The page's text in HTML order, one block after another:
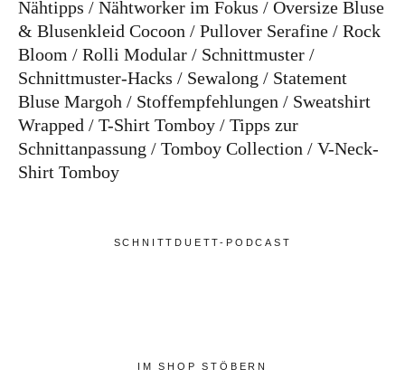
Nähtipps Nähtworker im Fokus
Oversize Bluse
& Blusenkleid Cocoon
Pullover Serafine
Rock
Bloom
Rolli Modular
Schnittmuster
Schnittmuster-Hacks
Sewalong
Statement
Bluse Margoh
Stoffempfehlungen
Sweatshirt
Wrapped
T-Shirt Tomboy
Tipps zur
Schnittanpassung
Tomboy Collection
V-Neck-
Shirt Tomboy
SCHNITTDUETT-PODCAST
IM SHOP STÖBERN